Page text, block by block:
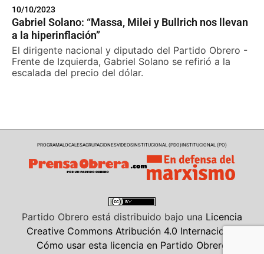
10/10/2023
Gabriel Solano: “Massa, Milei y Bullrich nos llevan
a la hiperinflación”
El dirigente nacional y diputado del Partido Obrero -
Frente de Izquierda, Gabriel Solano se refirió a la
escalada del precio del dólar.
PROGRAMALOCALESAGRUPACIONESVIDEOSINSTITUCIONAL (PDO)INSTITUCIONAL (PO)
Partido Obrero está distribuido bajo una Licencia
Creative Commons Atribución 4.0 Internacional
Cómo usar esta licencia en Partido Obrero